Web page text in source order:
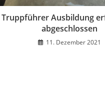
Truppführer Ausbildung
abgeschlossen
11. Dezember 2021